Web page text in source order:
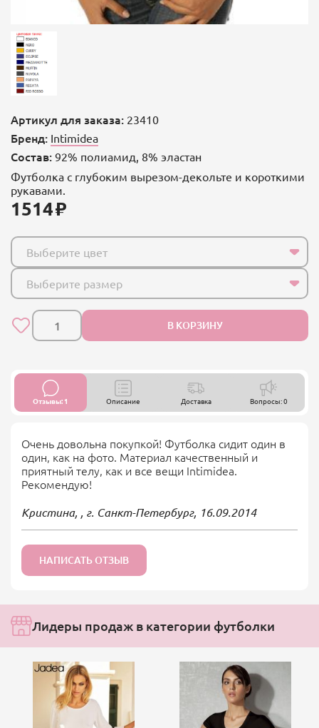
Артикул для заказа: 23410
Бренд: Intimidea
Состав: 92% полиамид, 8% эластан
Футболка с глубоким вырезом-декольте и короткими
рукавами.
1514
Выберите цвет
Выберите размер
В КОРЗИНУ
Отзывы: 1 Описание Доставка Вопросы: 0
Очень довольна покупкой! Футболка сидит один в
один, как на фото. Материал качественный и
приятный телу, как и все вещи Intimidea.
Рекомендую!
Кристина, , г. Санкт-Петербург, 16.09.2014
НАПИСАТЬ ОТЗЫВ
Лидеры продаж в категории футболки